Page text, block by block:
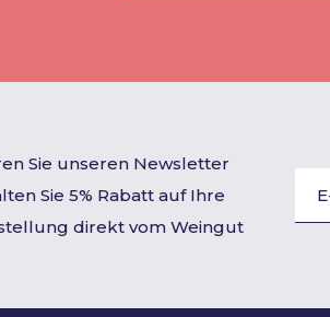
Sie unseren Newsletter
Sie 5% Rabatt auf Ihre
direkt vom Weingut